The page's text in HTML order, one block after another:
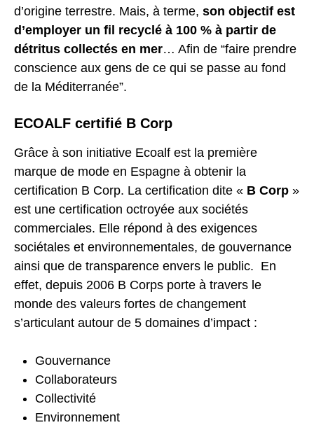
d’origine terrestre. Mais, à terme, son objectif est
d’employer un fil recyclé à 100 % à partir de
détritus collectés en mer… Afin de “faire prendre
conscience aux gens de ce qui se passe au fond
de la Méditerranée”.
ECOALF certifié B Corp
Grâce à son initiative Ecoalf est la première
marque de mode en Espagne à obtenir la
certification B Corp. La certification dite « B Corp »
est une certification octroyée aux sociétés
commerciales. Elle répond à des exigences
sociétales et environnementales, de gouvernance
ainsi que de transparence envers le public. En
effet, depuis 2006 B Corps porte à travers le
monde des valeurs fortes de changement
s’articulant autour de 5 domaines d’impact :
Gouvernance
Collaborateurs
Collectivité
Environnement